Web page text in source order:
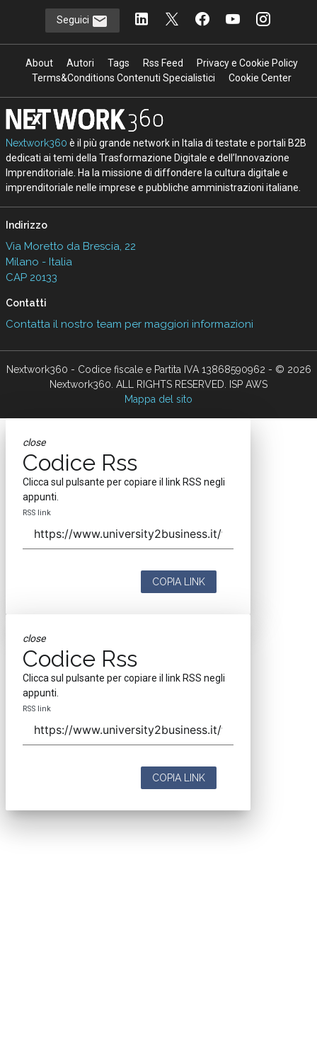
Seguici
About Autori Tags Rss Feed
Privacy e Cookie Policy
Terms&Conditions Contenuti Specialistici
Cookie Center
Nextwork360 è il più grande network in Italia di testate e portali B2B
dedicati ai temi della Trasformazione Digitale e dell’Innovazione
Imprenditoriale. Ha la missione di diffondere la cultura digitale e
imprenditoriale nelle imprese e pubbliche amministrazioni italiane.
Indirizzo
Via Moretto da Brescia, 22
Milano - Italia
CAP 20133
Contatti
Contatta il nostro team per maggiori informazioni
Nextwork360 - Codice fiscale e Partita IVA 13868590962 - © 2026
Nextwork360. ALL RIGHTS RESERVED. ISP AWS
Mappa del sito
close
Codice Rss
Clicca sul pulsante per copiare il link RSS negli
appunti.
RSS link
COPIA LINK
close
Codice Rss
Clicca sul pulsante per copiare il link RSS negli
appunti.
RSS link
COPIA LINK